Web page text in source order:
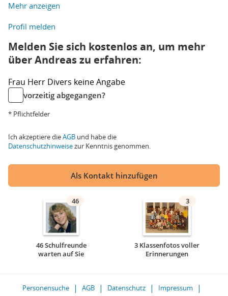
Mehr anzeigen
Profil melden
Melden Sie sich kostenlos an, um mehr
über Andreas zu erfahren:
Frau Herr Divers keine Angabe
vorzeitig abgegangen?
* Pflichtfelder
Ich akzeptiere dieAGB und habe die
Datenschutzhinweisezur Kenntnis genommen.
Als Kontakt hinzufügen
46
46 Schulfreunde
warten auf Sie
3
3 Klassenfotos voller
Erinnerungen
Personensuche AGB Datenschutz
Impressum